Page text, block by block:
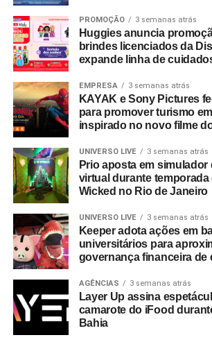
PROMOÇÃO 3 semanas atrás
Huggies anuncia
brindes licenciados da
expande linha de
EMPRESA 3 semanas atrás
KAYAK e Sony Pictures
para promover turismo
inspirado no novo filme
UNIVERSO LIVE 3 semanas atrás
Prio aposta em simulador
virtual durante temporada
Wicked no Rio de Janeiro
UNIVERSO LIVE 3 semanas atrás
Keeper adota ações em
universitários para
governança financeira de
AGÊNCIAS 3 semanas atrás
Layer Up assina
camarote do iFood
Bahia